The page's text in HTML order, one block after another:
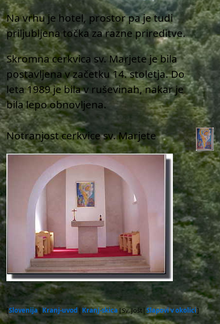
Na vrhu je hotel, prostor pa je tudi
priljubljena točka za razne prireditve.
Skromna cerkvica sv. Marjete je bila
postavljena v začetku 14. stoletja. Do
leta 1989 je bila v ruševinah, nakar je
bila lepo obnovljena.
Notranjost cerkvice sv. Marjete
[Slovenija |Kranj-uvod | Kranj-skica |Sv. Jošt| Slapovi v okolici]